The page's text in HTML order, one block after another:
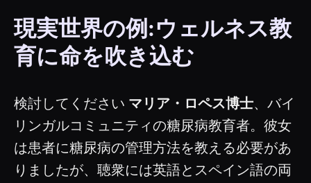
現実世界の例:ウェルネス教
育に命を吹き込む
検討してください マリア・ロペス博士、バイ
リンガルコミュニティの糖尿病教育者。彼女
は患者に糖尿病の管理方法を教える必要があ
りましたが、聴衆には英語とスペイン語の両